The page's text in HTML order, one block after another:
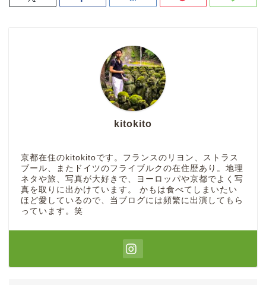
kitokito
京都在住のkitokitoです。フランスのリヨン、ストラス
ブール、またドイツのフライブルクの在住歴あり。地理
ネタや旅、写真が大好きで、ヨーロッパや京都でよく写
真を取りに出かけています。 かもは食べてしまいたい
ほど愛しているので、当ブログには頻繁に出演してもら
っています。笑